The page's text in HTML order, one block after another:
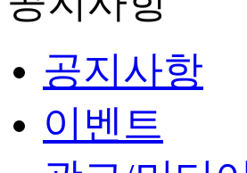
공지사항
이벤트